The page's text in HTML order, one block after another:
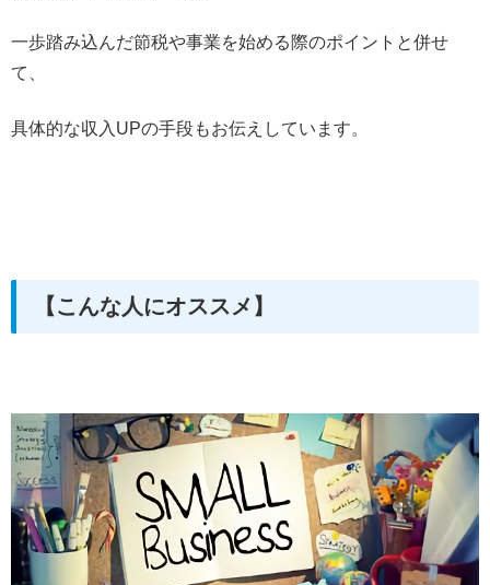
一歩踏み込んだ節税や事業を始める際のポイントと併せ
て、
具体的な収入UPの手段もお伝えしています。
【こんな人にオススメ】